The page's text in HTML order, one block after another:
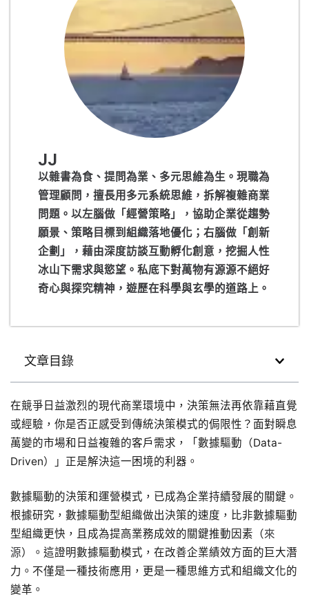
JJ
以雜書為食、提問為業、多元思維為生。現職為
管理顧問，擅長用多元系統思維，拆解複雜商業
問題。以左腦做「經營策略」，協助企業從趨勢
願景、策略目標到組織落地優化；右腦做「創新
企劃」，藉由深度訪談互動孵化創意，挖掘人性
冰山下需求與慾望。私底下對萬物有源源不絕好
奇心與探究精神，遊歷在科學與玄學的道路上。
文章目錄
在競爭日益激烈的現代商業環境中，決策無法再依靠藉直覺
或經驗，你是否正感受到傳統決策模式的侷限性？面對瞬息
萬變的市場和日益複雜的客戶需求，「數據驅動（Data-
Driven）」正是解決這一困境的利器。
數據驅動的決策和運營模式，已成為企業持續發展的關鍵。
根據研究，數據驅動型組織做出決策的速度，比非數據驅動
型組織更快，且成為提高業務成效的關鍵推動因素（來
源）。這證明數據驅動模式，在改善企業績效方面的巨大潛
力。不僅是一種技術應用，更是一種思維方式和組織文化的
變革。